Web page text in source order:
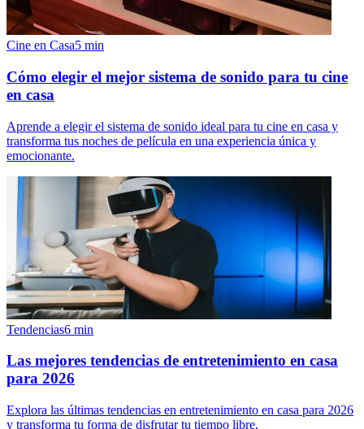
Cine en Casa5 min
Cómo elegir el mejor sistema de sonido para tu cine
en casa
Aprende a elegir el sistema de sonido ideal para tu cine en casa y
transforma tus noches de película en una experiencia única y
emocionante.
Tendencias6 min
Las mejores tendencias de entretenimiento en casa
para 2026
Explora las últimas tendencias en entretenimiento en casa para 2026
y transforma tu forma de disfrutar tu tiempo libre.